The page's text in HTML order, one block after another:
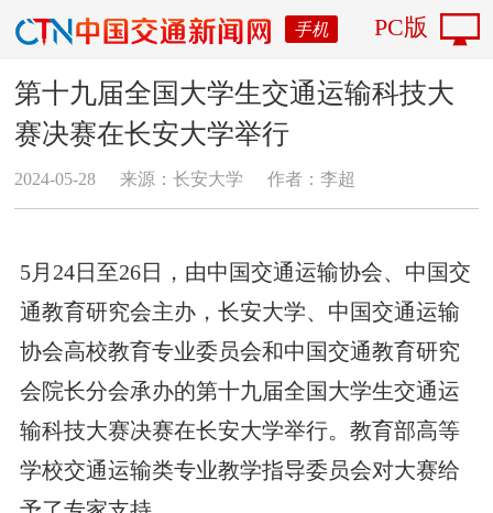
手机 PC版
第十九届全国大学生交通运输科技大
赛决赛在长安大学举行
2024-05-28 来源：长安大学 作者：李超
5月24日至26日，由中国交通运输协会、中国交
通教育研究会主办，长安大学、中国交通运输
协会高校教育专业委员会和中国交通教育研究
会院长分会承办的第十九届全国大学生交通运
输科技大赛决赛在长安大学举行。教育部高等
学校交通运输类专业教学指导委员会对大赛给